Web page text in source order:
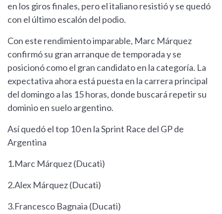
en los giros finales, pero el italiano resistió y se quedó
con el último escalón del podio.
Con este rendimiento imparable, Marc Márquez
confirmó su gran arranque de temporada y se
posicionó como el gran candidato en la categoría. La
expectativa ahora está puesta en la carrera principal
del domingo a las 15 horas, donde buscará repetir su
dominio en suelo argentino.
Así quedó el top 10 en la Sprint Race del GP de
Argentina
1.Marc Márquez (Ducati)
2.Alex Márquez (Ducati)
3.Francesco Bagnaia (Ducati)